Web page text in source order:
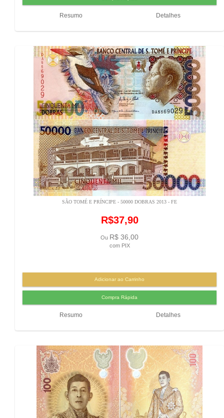
Resumo Detalhes
SÃO TOMÉ E PRÍNCIPE - 50000 DOBRAS 2013 - FE
R$37,90
Ou R$ 36,00
com PIX
Resumo Detalhes